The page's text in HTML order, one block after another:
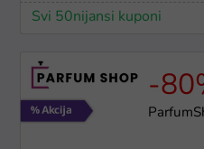
Svi 50nijansi kuponi
-